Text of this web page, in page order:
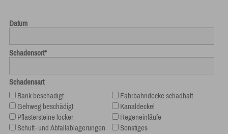
Datum
Schadensort*
Schadensart
Bank beschädigt
Fahrbahndecke schadhaft
Gehweg beschädigt
Kanaldeckel
Pflastersteine locker
Regeneinläufe
Schutt- und Abfallablagerungen
Sonstiges